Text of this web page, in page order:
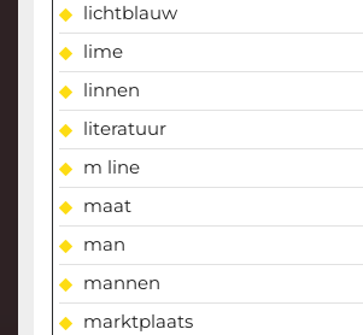
lichtblauw
lime
linnen
literatuur
m line
maat
man
mannen
marktplaats